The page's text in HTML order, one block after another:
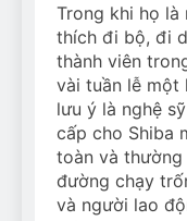
Trong khi họ là
thích đi bộ, đi
thành viên
vài tuần lễ một
lưu ý là nghệ
cấp cho Shiba
toàn và
đường chạy
và người lao